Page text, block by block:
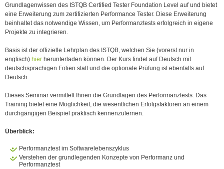
Grundlagenwissen des ISTQB Certified Tester Foundation Level auf und bietet
eine Erweiterung zum zertifizierten Performance Tester. Diese Erweiterung
beinhaltet das notwendige Wissen, um Performanztests erfolgreich in eigene
Projekte zu integrieren.
Basis ist der offizielle Lehrplan des ISTQB, welchen Sie (vorerst nur in
englisch) hier herunterladen können. Der Kurs findet auf Deutsch mit
deutschsprachigen Folien statt und die optionale Prüfung ist ebenfalls auf
Deutsch.
Dieses Seminar vermittelt Ihnen die Grundlagen des Performanztests. Das
Training bietet eine Möglichkeit, die wesentlichen Erfolgsfaktoren an einem
durchgängigen Beispiel praktisch kennenzulernen.
Überblick:
Performanztest im Softwarelebenszyklus
Verstehen der grundlegenden Konzepte von Performanz und
Performanztest